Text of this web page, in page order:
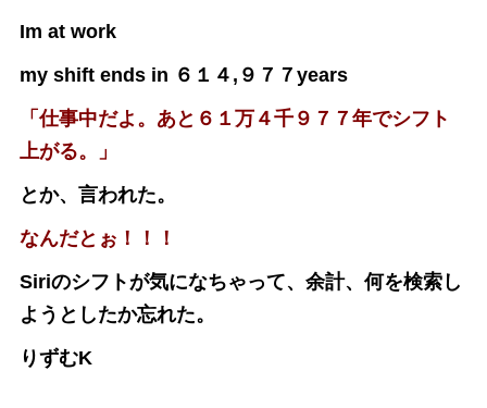
Im at work
my shift ends in ６１４,９７７years
「仕事中だよ。あと６１万４千９７７年でシフト
上がる。」
とか、言われた。
なんだとぉ！！！
Siriのシフトが気になちゃって、余計、何を検索し
ようとしたか忘れた。
りずむK